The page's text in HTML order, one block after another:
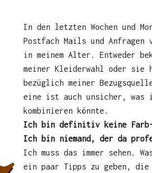
In den letzten Wochen und
Postfach Mails und Anfragen
in meinem Alter. Entweder
meiner Kleiderwahl oder sie
bezüglich meiner
eine ist auch unsicher, was
kombinieren könnte.
Ich bin definitiv keine
Ich bin niemand, der da
Ich muss das immer sehen.
ein paar Tipps zu geben,